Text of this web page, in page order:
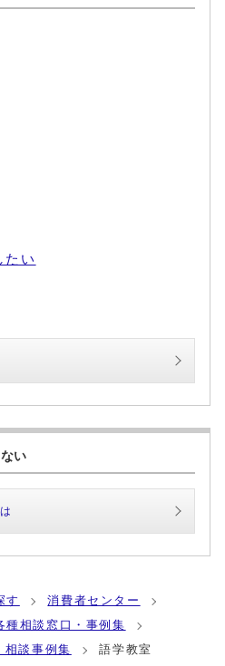
たい
い
す
消費者センター
種相談窓口・事例集
相談事例集
語学教室